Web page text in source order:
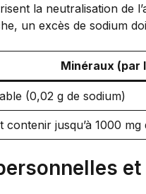
la neutralisation de
un excès de sodium
Minéraux (par
(0,02 g de sodium)
contenir jusqu’à 1000 mg